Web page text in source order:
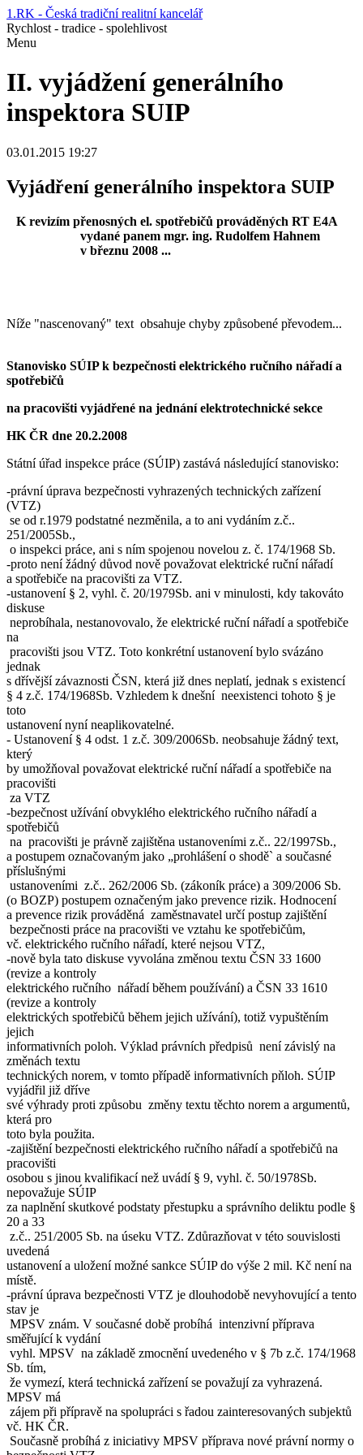
1.RK - Česká tradiční realitní kancelář
Rychlost - tradice - spolehlivost
Menu
II. vyjádžení generálního
inspektora SUIP
03.01.2015 19:27
Vyjádření generálního inspektora SUIP
K revizím přenosných el. spotřebičů prováděných RT E4A
vydané panem mgr. ing. Rudolfem Hahnem
v březnu 2008 ...
Níže "nascenovaný" text obsahuje chyby způsobené převodem...
Stanovisko SÚIP k bezpečnosti elektrického ručního nářadí a
spotřebičů
na pracovišti vyjádřené na jednání elektrotechnické sekce
HK ČR dne 20.2.2008
Státní úřad inspekce práce (SÚIP) zastává následující stanovisko:
-právní úprava bezpečnosti vyhrazených technických zařízení
(VTZ)
se od r.1979 podstatné nezměnila, a to ani vydáním z.č..
251/2005Sb.,
o inspekci práce, ani s ním spojenou novelou z. č. 174/1968 Sb.
-proto není žádný důvod nově považovat elektrické ruční nářadí
a spotřebiče na pracovišti za VTZ.
-ustanovení § 2, vyhl. č. 20/1979Sb. ani v minulosti, kdy takováto
diskuse
neprobíhala, nestanovovalo, že elektrické ruční nářadí a spotřebiče
na
pracovišti jsou VTZ. Toto konkrétní ustanovení bylo svázáno
jednak
s dřívější závaznosti ČSN, která již dnes neplatí, jednak s existencí
§ 4 z.č. 174/1968Sb. Vzhledem k dnešní neexistenci tohoto § je
toto
ustanovení nyní neaplikovatelné.
- Ustanovení § 4 odst. 1 z.č. 309/2006Sb. neobsahuje žádný text,
který
by umožňoval považovat elektrické ruční nářadí a spotřebiče na
pracovišti
za VTZ
-bezpečnost užívání obvyklého elektrického ručního nářadí a
spotřebičů
na pracovišti je právně zajištěna ustanoveními z.č.. 22/1997Sb.,
a postupem označovaným jako „prohlášení o shodě` a současné
příslušnými
ustanoveními z.č.. 262/2006 Sb. (zákoník práce) a 309/2006 Sb.
(o BOZP) postupem označeným jako prevence rizik. Hodnocení
a prevence rizik prováděná zaměstnavatel určí postup zajištění
bezpečnosti práce na pracovišti ve vztahu ke spotřebičům,
vč. elektrického ručního nářadí, které nejsou VTZ,
-nově byla tato diskuse vyvolána změnou textu ČSN 33 1600
(revize a kontroly
elektrického ručního nářadí během používání) a ČSN 33 1610
(revize a kontroly
elektrických spotřebičů během jejich užívání), totiž vypuštěním
jejich
informativních poloh. Výklad právních předpisů není závislý na
změnách textu
technických norem, v tomto případě informativních pňloh. SÚIP
vyjádřil již dříve
své výhrady proti způsobu změny textu těchto norem a argumentů,
která pro
toto byla použita.
-zajištění bezpečnosti elektrického ručního nářadí a spotřebičů na
pracovišti
osobou s jinou kvalifikací než uvádí § 9, vyhl. č. 50/1978Sb.
nepovažuje SÚIP
za naplnění skutkové podstaty přestupku a správního deliktu podle §
20 a 33
z.č.. 251/2005 Sb. na úseku VTZ. Zdůrazňovat v této souvislosti
uvedená
ustanovení a uložení možné sankce SÚIP do výše 2 mil. Kč není na
místě.
-právní úprava bezpečnosti VTZ je dlouhodobě nevyhovující a tento
stav je
MPSV znám. V současné době probíhá intenzivní příprava
směřující k vydání
vyhl. MPSV na základě zmocnění uvedeného v § 7b z.č. 174/1968
Sb. tím,
že vymezí, která technická zařízení se považují za vyhrazená.
MPSV má
zájem při přípravě na spolupráci s řadou zainteresovaných subjektů
vč. HK ČR.
Současně probíhá z iniciativy MPSV příprava nové právní normy o